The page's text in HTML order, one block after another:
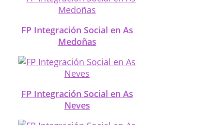
FP Integración Social en As
Medoñas
FP Integración Social en As
Neves